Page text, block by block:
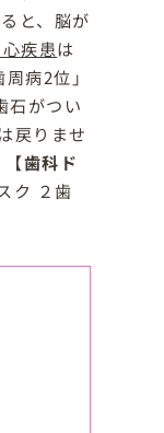
と、脳が
疾患は
病2位」
石がつい
戻りませ
歯科ド
ク ２歯